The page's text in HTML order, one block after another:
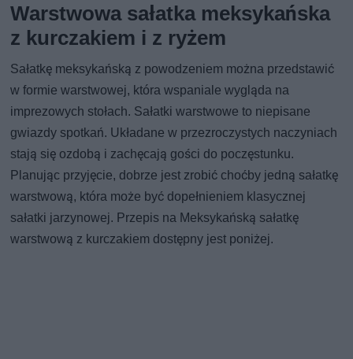
Warstwowa sałatka meksykańska
z kurczakiem i z ryżem
Sałatkę meksykańską z powodzeniem można przedstawić
w formie warstwowej, która wspaniale wygląda na
imprezowych stołach. Sałatki warstwowe to niepisane
gwiazdy spotkań. Układane w przezroczystych naczyniach
stają się ozdobą i zachęcają gości do poczęstunku.
Planując przyjęcie, dobrze jest zrobić choćby jedną sałatkę
warstwową, która może być dopełnieniem klasycznej
sałatki jarzynowej. Przepis na Meksykańską sałatkę
warstwową z kurczakiem dostępny jest poniżej.